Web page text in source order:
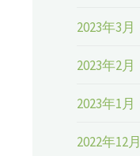
2023年3月
2023年2月
2023年1月
2022年12月